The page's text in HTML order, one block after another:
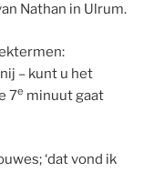
Nathan in Ulrum.
– kunt u het
7e minuut gaat
‘dat vond ik